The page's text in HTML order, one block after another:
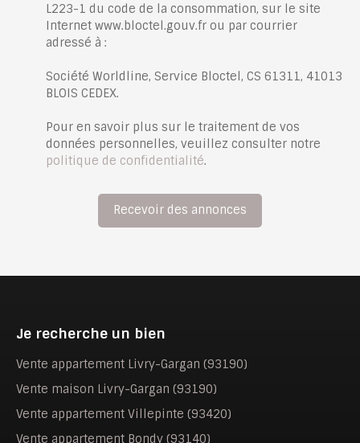
L223-1 du code de la consommation, sur le site
Internet www.bloctel.gouv.fr ou par courrier
adressé à :
Société Worldline, Service Bloctel, CS 61311, 41013
BLOIS CEDEX.
Pour en savoir plus sur le traitement de vos
données personnelles, veuillez consulter notre
politique de confidentialité.
Recevoir des annonces
Je recherche un bien
Vente appartement Livry-Gargan (93190)
Vente maison Livry-Gargan (93190)
Vente appartement Villepinte (93420)
Vente appartement Bondy (93140)